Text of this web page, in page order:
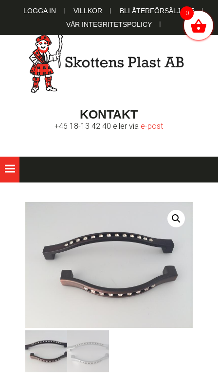
LOGGA IN VILLKOR
BLI ÅTERFÖRSÄLJARE
VÅR INTEGRITETSPOLICY
SKOTTENS
PLAST AB
KONTAKT
+46 18-13 42 40 eller via e-post
0